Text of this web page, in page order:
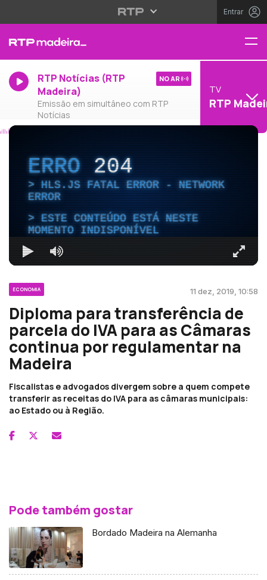
Entrar
RTP Notícias (RTP
Madeira)
Emissão em simultâneo com RTP
Notícias
NO AR
TV
RTP
ERRO204
HLS.JS FATAL ERROR - NETWORK
ERROR
ESTE CONTEÚDO ESTÁ NESTE
MOMENTO INDISPONÍVEL
ECONOMIA 11 dez, 2019, 10:58
Diploma para transferência de
parcela do IVA para as Câmaras
continua por regulamentar na
Madeira
Fiscalistas e advogados divergem sobre a quem compete
transferir as receitas do IVA para as câmaras municipais:
ao Estado ou à Região.
Pode também gostar
Bordado Madeira na Alemanha